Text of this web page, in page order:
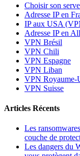
Choisir son
Adresse IP en
IP aux USA
Adresse IP en
VPN Brésil
VPN Chili
VPN Espagne
VPN Liban
VPN Royaume-
VPN Suisse
Articles Récents
Les
couche de
Les dangers du